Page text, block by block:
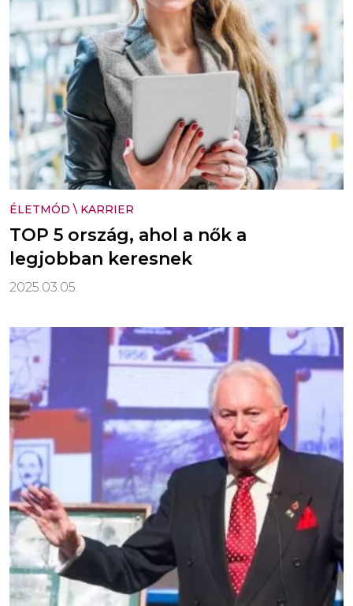
ÉLETMÓD \ KARRIER
TOP 5 ország, ahol a nők a
legjobban keresnek
2025.03.05.